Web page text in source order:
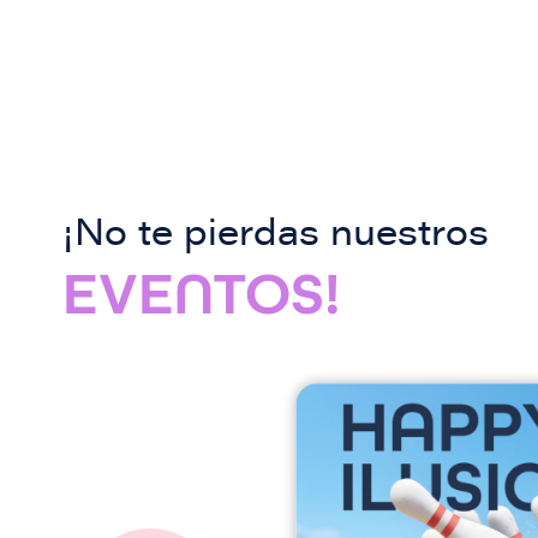
¡No te pierdas nuestros
EVENTOS!
I
g